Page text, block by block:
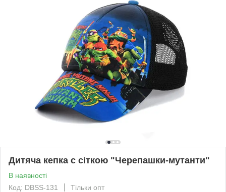
Дитяча кепка c сіткою "Черепашки-мутанти"
В наявності
Код: DBSS-131
Тільки опт